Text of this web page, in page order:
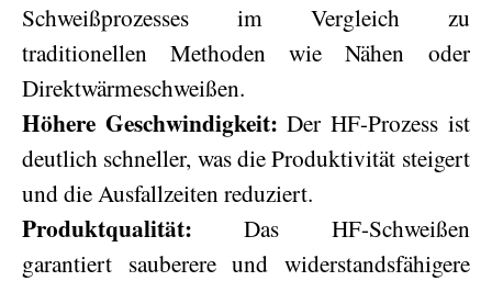
Schweißprozesses im Vergleich zu
traditionellen Methoden wie Nähen oder
Direktwärmeschweißen.
Höhere Geschwindigkeit: Der HF-Prozess ist
deutlich schneller, was die Produktivität steigert
und die Ausfallzeiten reduziert.
Produktqualität: Das HF-Schweißen
garantiert sauberere und widerstandsfähigere